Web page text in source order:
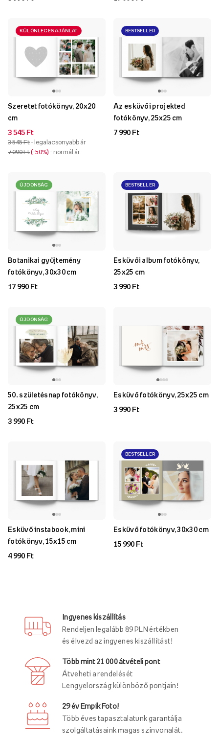
KÜLÖNLEGES AJÁNLAT
Szeretet fotókönyv, 20x20
cm
3 545 Ft
3 545 Ft - legalacsonyabb ár
7 090 Ft -50% - normál ár
BESTSELLER
Az esküvői projekted
fotókönyv, 25x25 cm
7 990 Ft
ÚJDONSÁG
Botanikai gyűjtemény
fotókönyv, 30x30 cm
17 990 Ft
BESTSELLER
Esküvői album fotókönyv,
25x25 cm
3 990 Ft
ÚJDONSÁG
50. születésnap fotókönyv,
25x25 cm
3 990 Ft
Esküvő fotókönyv, 25x25 cm
3 990 Ft
Esküvő instabook, mini
fotókönyv, 15x15 cm
4 990 Ft
BESTSELLER
Esküvő fotókönyv, 30x30 cm
15 990 Ft
Ingyenes kiszállítás
Rendeljen legalább 89 PLN értékben
és élvezd az ingyenes kiszállítást!
Több mint 21 000 átvételi pont
Átveheti a rendelését
Lengyelország különböző pontjain!
29 év Empik Foto!
Több éves tapasztalatunk garantálja
szolgáltatásaink magas színvonalát.